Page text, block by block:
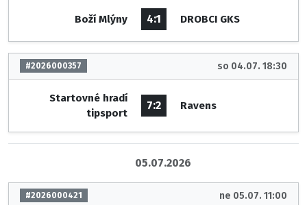
Boží Mlýny 4:1 DROBCI GKS
#2026000357 so 04.07. 18:30
Startovné hradí
tipsport
7:2 Ravens
05.07.2026
#2026000421 ne 05.07. 11:00